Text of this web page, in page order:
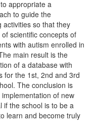
appropriate a
to guide the
activities so that they
scientific concepts of
with autism enrolled in
main result is the
of a database with
for the 1st, 2nd and 3rd
The conclusion is
of new
if the school is to be a
learn and become truly